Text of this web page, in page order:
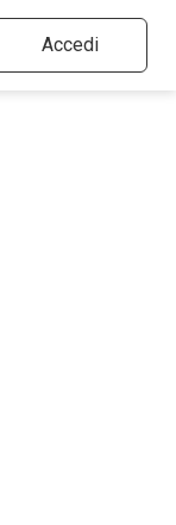
Accedi